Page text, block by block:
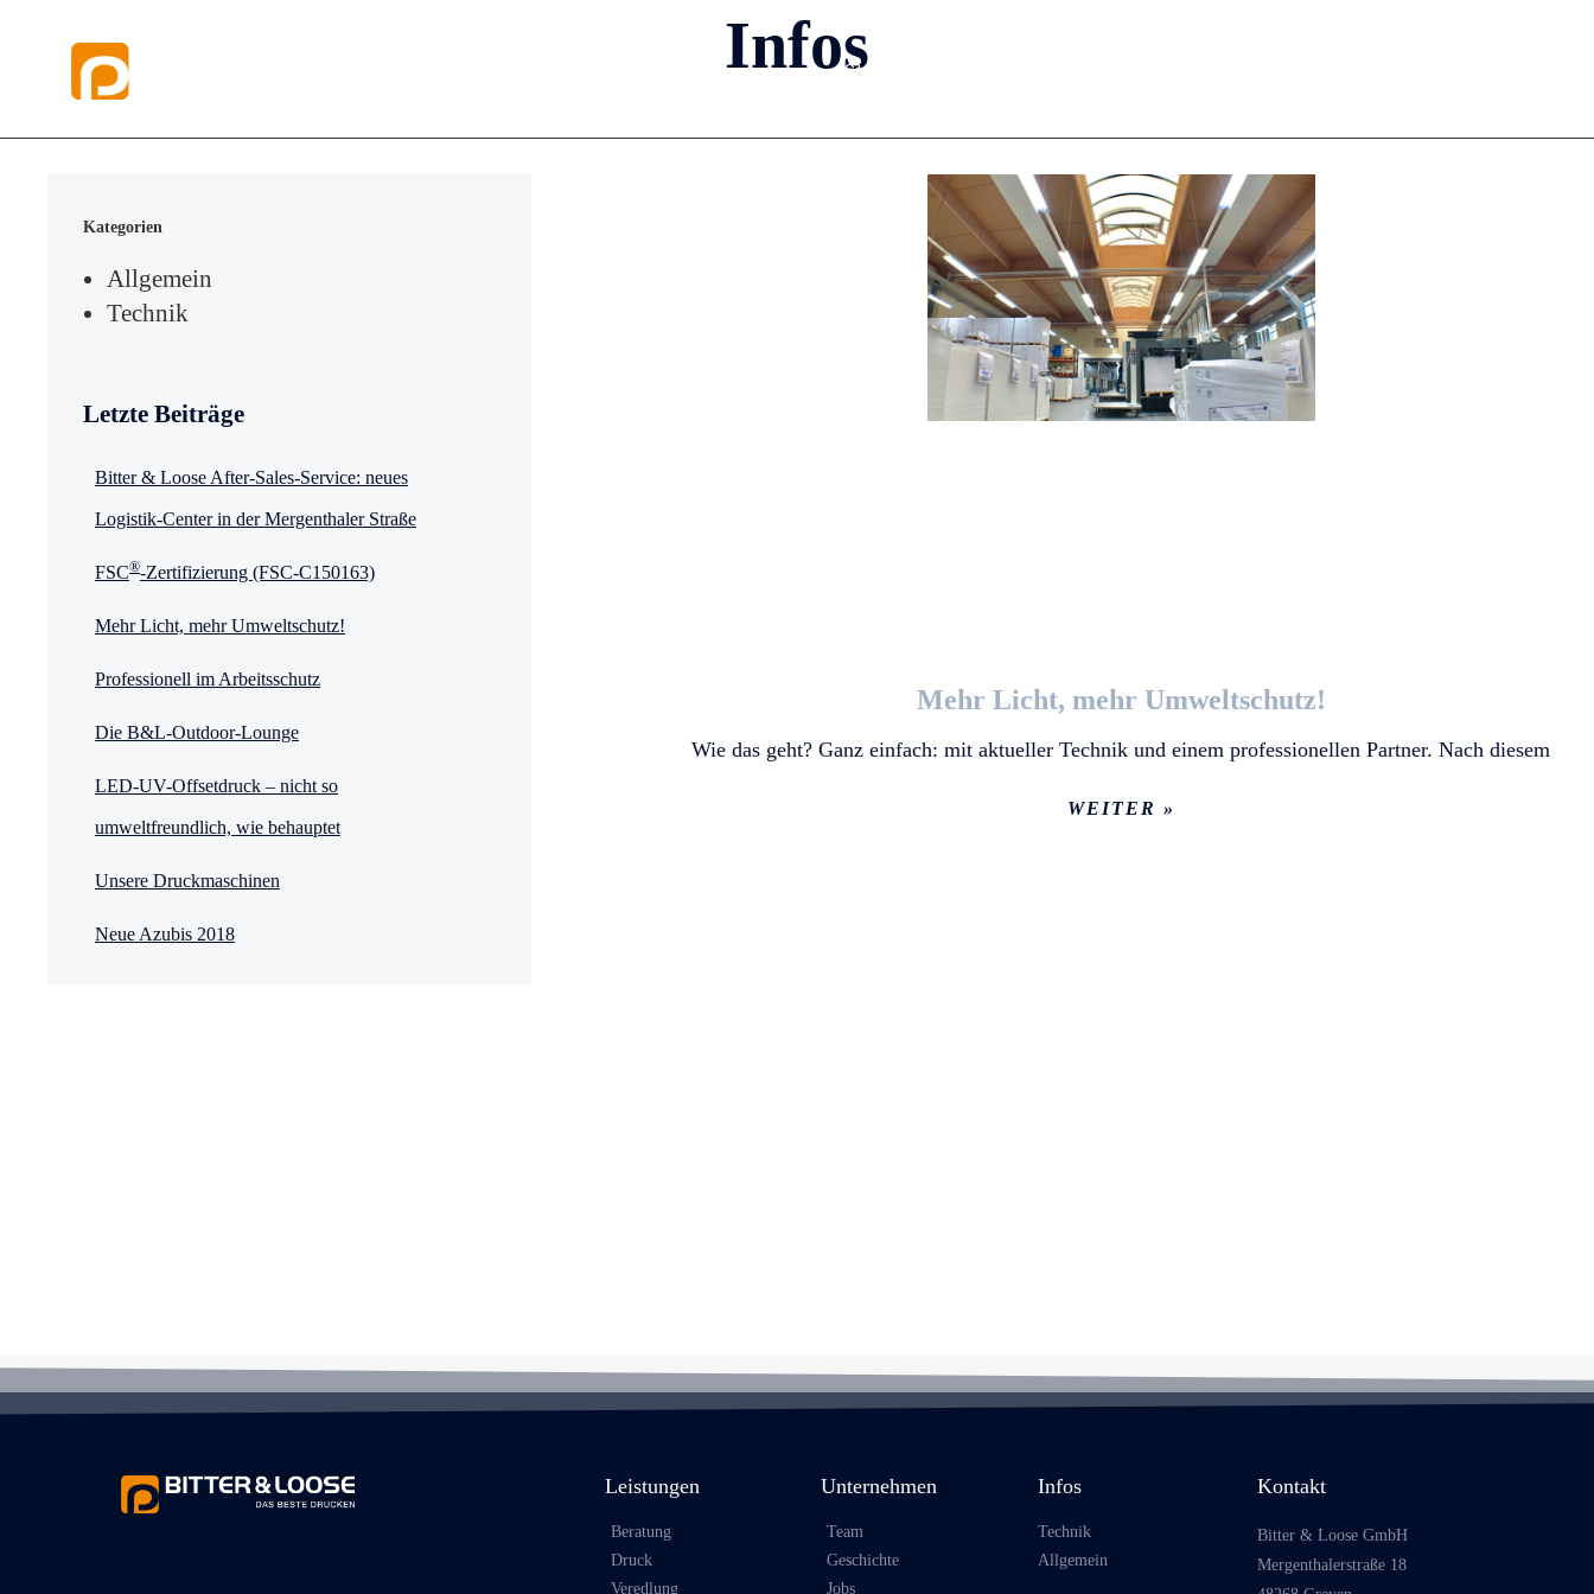
Start
Infos
Kategorien
Allgemein
Technik
Letzte Beiträge
Bitter & Loose After-Sales-Service: neues
Logistik-Center in der Mergenthaler Straße
FSC®-Zertifizierung (FSC-C150163)
Mehr Licht, mehr Umweltschutz!
Professionell im Arbeitsschutz
Die B&L-Outdoor-Lounge
LED-UV-Offsetdruck – nicht so
umweltfreundlich, wie behauptet
Unsere Druckmaschinen
Neue Azubis 2018
Mehr Licht, mehr Umweltschutz!
Wie das geht? Ganz einfach: mit aktueller Technik und einem professionellen Partner. Nach diesem
WEITER »
Leistungen
Beratung
Druck
Veredlung
Unternehmen
Team
Geschichte
Jobs
Infos
Technik
Allgemein
Kontakt
Bitter & Loose GmbH
Mergenthalerstraße 18